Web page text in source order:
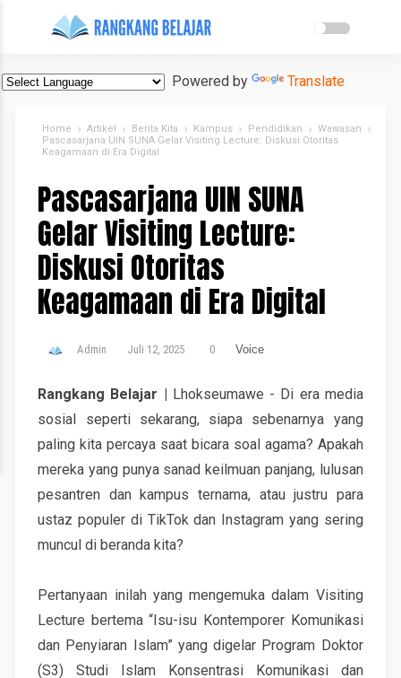
Powered by Translate
Home Artikel Berita Kita Kampus Pendidikan
Wawasan
Pascasarjana UIN SUNA Gelar Visiting Lecture: Diskusi Otoritas
Keagamaan di Era Digital
Pascasarjana UIN SUNA
Gelar Visiting Lecture:
Diskusi Otoritas
Keagamaan di Era Digital
Admin Juli 12, 2025 0 Voice
Rangkang Belajar | Lhokseumawe - Di era media
sosial seperti sekarang, siapa sebenarnya yang
paling kita percaya saat bicara soal agama? Apakah
mereka yang punya sanad keilmuan panjang, lulusan
pesantren dan kampus ternama, atau justru para
ustaz populer di TikTok dan Instagram yang sering
muncul di beranda kita?
Pertanyaan inilah yang mengemuka dalam Visiting
Lecture bertema “Isu-isu Kontemporer Komunikasi
dan Penyiaran Islam” yang digelar Program Doktor
(S3) Studi Islam Konsentrasi Komunikasi dan